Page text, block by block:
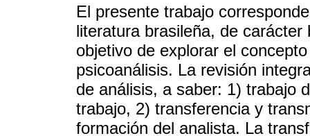
El presente trabajo
literatura brasileña, de
objetivo de explorar el
psicoanálisis. La revisión
de análisis, a saber: 1) trabajo
trabajo, 2) transferencia y
formación del analista. La